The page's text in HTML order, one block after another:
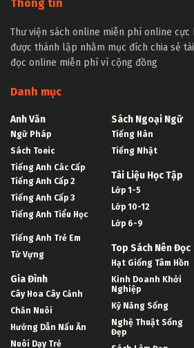
Thông tin
Thư viện sách online miễn phí online cực
được thành lập nhằm mục đích chia sẻ
đọc online miễn phí vì cộng đồng
Danh mục
Anh Văn
Ngữ Pháp
Sách Toeic
Tiếng Anh Các Cấp
Tiếng Anh Cấp 2
Tiếng Anh Cấp 3
Tiếng Anh Tiểu Học
Tiếng Anh Trẻ Em
Từ Vựng
Gia Đình
Cây Hoa Cây Cảnh
Chăn Nuôi
Hướng Dẫn Nấu Ăn
Nuôi Dạy Trẻ
Sách Ngoại Ngữ
Tiếng Hàn
Tiếng Nhật
Tài Liệu Học Tập
Lớp 1-5
Lớp 10-12
Lớp 6-9
Top Sách Nên Đọc
Hạt Giống Tâm Hồn
Kinh Doanh Khởi
Nghiệp
Kỹ Năng Sống
Nghệ Thuật Sống
Đẹp